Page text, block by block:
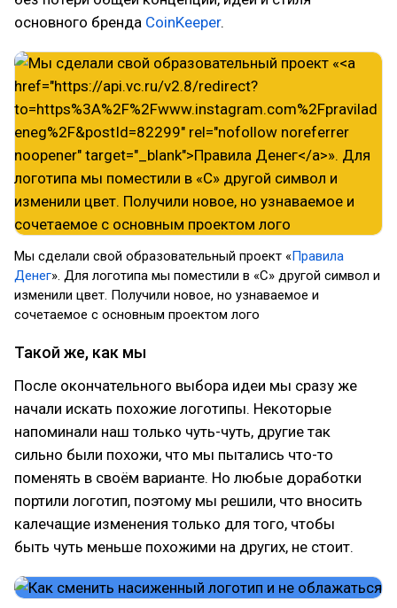
основного бренда CoinKeeper.
Мы сделали свой образовательный проект «Правила
Денег». Для логотипа мы поместили в «С» другой символ и
изменили цвет. Получили новое, но узнаваемое и
сочетаемое с основным проектом лого
Такой же, как мы
После окончательного выбора идеи мы сразу же
начали искать похожие логотипы. Некоторые
напоминали наш только чуть-чуть, другие так
сильно были похожи, что мы пытались что-то
поменять в своём варианте. Но любые доработки
портили логотип, поэтому мы решили, что вносить
калечащие изменения только для того, чтобы
быть чуть меньше похожими на других, не стоит.